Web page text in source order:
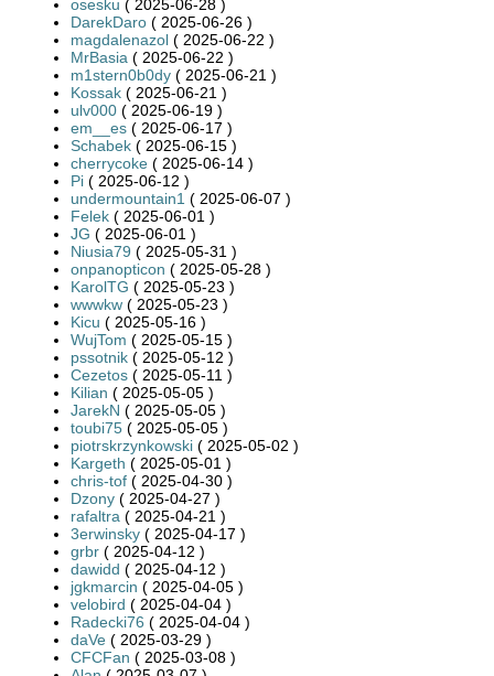
osesku ( 2025-06-28 )
DarekDaro ( 2025-06-26 )
magdalenazol ( 2025-06-22 )
MrBasia ( 2025-06-22 )
m1stern0b0dy ( 2025-06-21 )
Kossak ( 2025-06-21 )
ulv000 ( 2025-06-19 )
em__es ( 2025-06-17 )
Schabek ( 2025-06-15 )
cherrycoke ( 2025-06-14 )
Pi ( 2025-06-12 )
undermountain1 ( 2025-06-07 )
Felek ( 2025-06-01 )
JG ( 2025-06-01 )
Niusia79 ( 2025-05-31 )
onpanopticon ( 2025-05-28 )
KarolTG ( 2025-05-23 )
wwwkw ( 2025-05-23 )
Kicu ( 2025-05-16 )
WujTom ( 2025-05-15 )
pssotnik ( 2025-05-12 )
Cezetos ( 2025-05-11 )
Kilian ( 2025-05-05 )
JarekN ( 2025-05-05 )
toubi75 ( 2025-05-05 )
piotrskrzynkowski ( 2025-05-02 )
Kargeth ( 2025-05-01 )
chris-tof ( 2025-04-30 )
Dzony ( 2025-04-27 )
rafaltra ( 2025-04-21 )
3erwinsky ( 2025-04-17 )
grbr ( 2025-04-12 )
dawidd ( 2025-04-12 )
jgkmarcin ( 2025-04-05 )
velobird ( 2025-04-04 )
Radecki76 ( 2025-04-04 )
daVe ( 2025-03-29 )
CFCFan ( 2025-03-08 )